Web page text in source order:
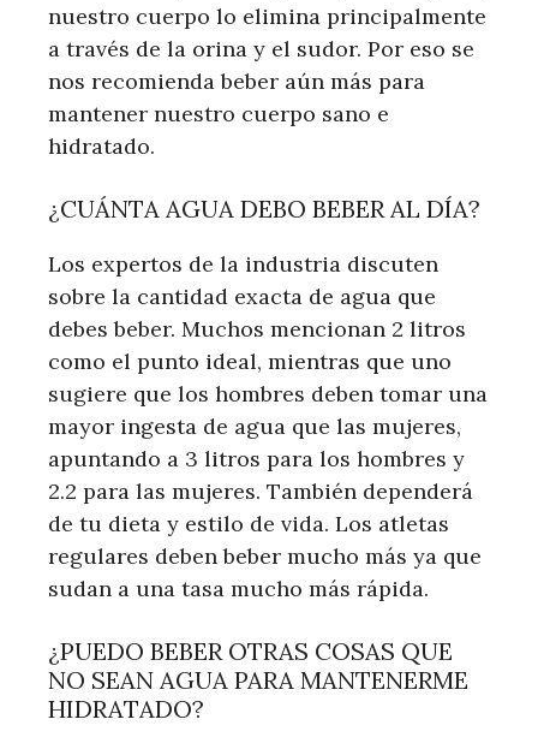
nuestro cuerpo lo elimina principalmente
a través de la orina y el sudor. Por eso se
nos recomienda beber aún más para
mantener nuestro cuerpo sano e
hidratado.
¿CUÁNTA AGUA DEBO BEBER AL DÍA?
Los expertos de la industria discuten
sobre la cantidad exacta de agua que
debes beber. Muchos mencionan 2 litros
como el punto ideal, mientras que uno
sugiere que los hombres deben tomar una
mayor ingesta de agua que las mujeres,
apuntando a 3 litros para los hombres y
2.2 para las mujeres. También dependerá
de tu dieta y estilo de vida. Los atletas
regulares deben beber mucho más ya que
sudan a una tasa mucho más rápida.
¿PUEDO BEBER OTRAS COSAS QUE
NO SEAN AGUA PARA MANTENERME
HIDRATADO?